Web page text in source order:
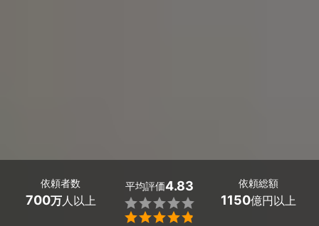
依頼者数
700万人以上
平均評価4.83


依頼総額
1150億円以上